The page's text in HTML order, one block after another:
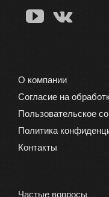
О компании
Согласие на
Пользовательское
Политика
Контакты
Частые вопросы